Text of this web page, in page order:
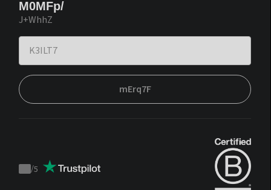
M0MFp/
J+WhhZ
mErq7F
Trustpilot
/5